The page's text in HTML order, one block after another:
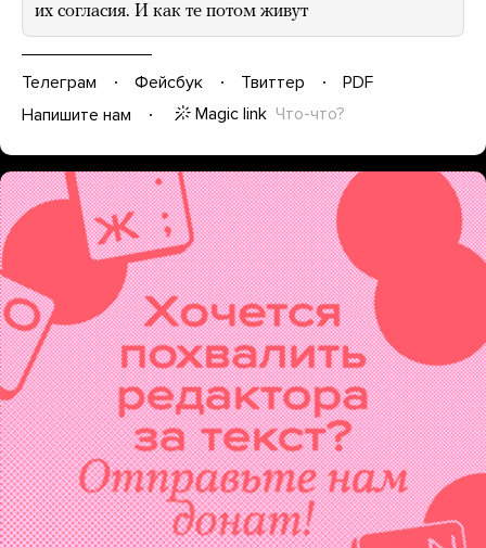
их согласия. И как те потом живут
Телеграм Фейсбук Твиттер
PDF
Напишите нам
Magic link Что-что?